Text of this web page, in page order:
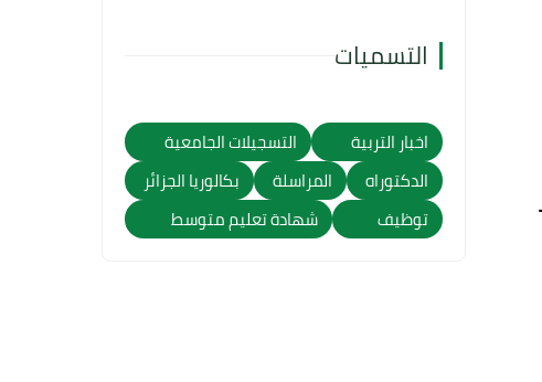
التسميات
اخبار التربية
التسجيلات الجامعية
الدكتوراه
المراسلة
بكالوريا الجزائر
توظيف
شهادة تعليم متوسط